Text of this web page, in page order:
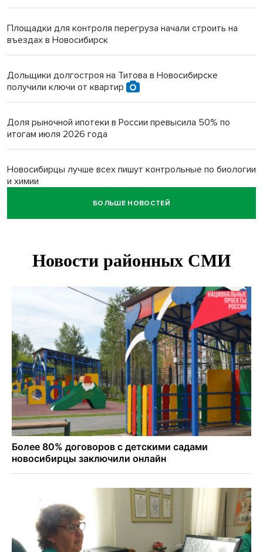
Площадки для контроля перегруза начали строить на
въездах в Новосибирск
Дольщики долгостроя на Титова в Новосибирске
получили ключи от квартир
Доля рыночной ипотеки в России превысила 50% по
итогам июля 2026 года
Новосибирцы лучше всех пишут контрольные по биологии
и химии
Нейросеть для диагностики депрессии в крови создали в
Двум бойцам СВО после минно-взрывной травмы
Персидский ковер «108 шахов» впервые вывезли из музея
Востока в Новосибирск
Актриса из Новосибирска Евгения Туркова сыграла мать
в сериале «Малой»
БОЛЬШЕ НОВОСТЕЙ